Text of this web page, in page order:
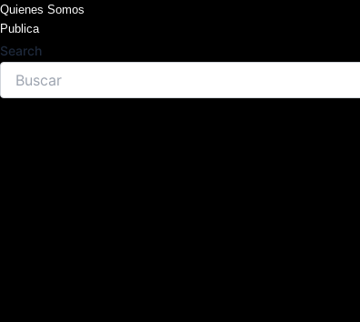
Skip
to
content
Quienes Somos
Publica
Search